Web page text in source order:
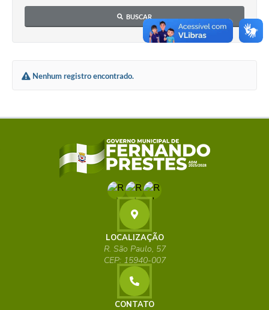
BUSCAR
Nenhum registro encontrado.
LOCALIZAÇÃO
R. São Paulo, 57
CEP: 15940-007
CONTATO